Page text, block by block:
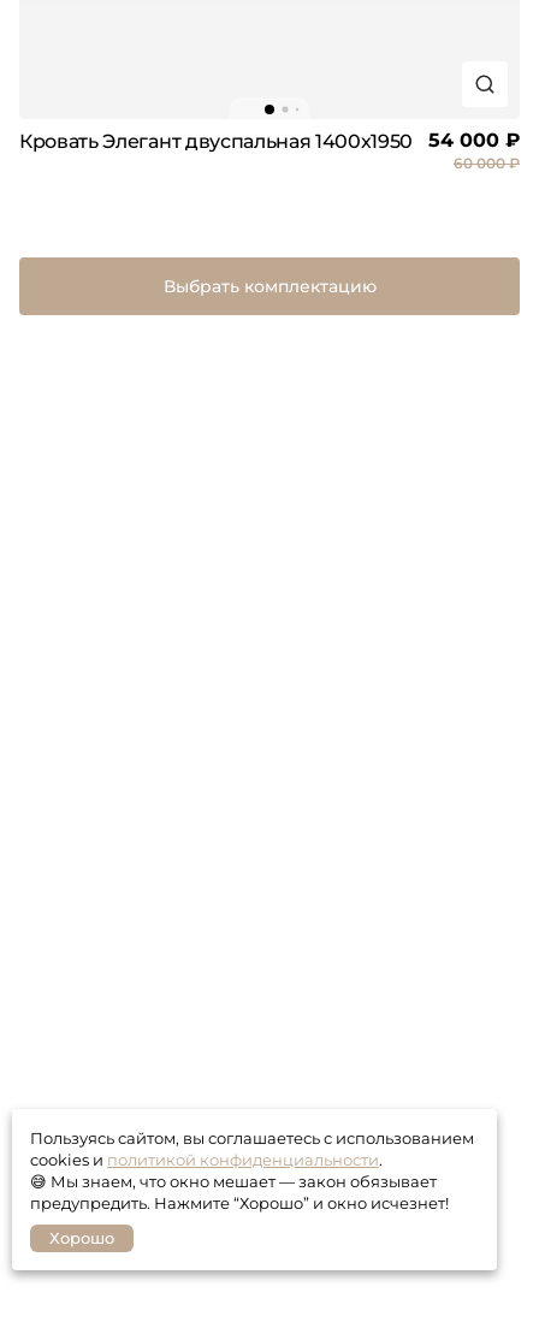
Кровать Элегант двуспальная 1400х1950 54 000 ₽
60 000 ₽
Выбрать комплектацию
Пользуясь сайтом, вы соглашаетесь с использованием
cookies и политикой конфиденциальности.
😅 Мы знаем, что окно мешает — закон обязывает
предупредить. Нажмите “Хорошо” и окно исчезнет!
Хорошо